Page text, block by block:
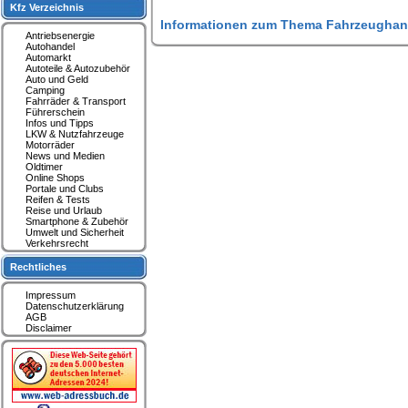
Informationen zum Thema
Kfz Verzeichnis
Antriebsenergie
Autohandel
Automarkt
Autoteile & Autozubehör
Auto und Geld
Camping
Fahrräder & Transport
Führerschein
Infos und Tipps
LKW & Nutzfahrzeuge
Motorräder
News und Medien
Oldtimer
Online Shops
Portale und Clubs
Reifen & Tests
Reise und Urlaub
Smartphone & Zubehör
Umwelt und Sicherheit
Verkehrsrecht
Rechtliches
Impressum
Datenschutzerklärung
AGB
Disclaimer